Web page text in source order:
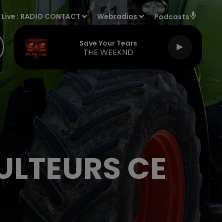
Live : RADIO CONTACT Webradios Podcasts
Girlfriend
TAYC
CE